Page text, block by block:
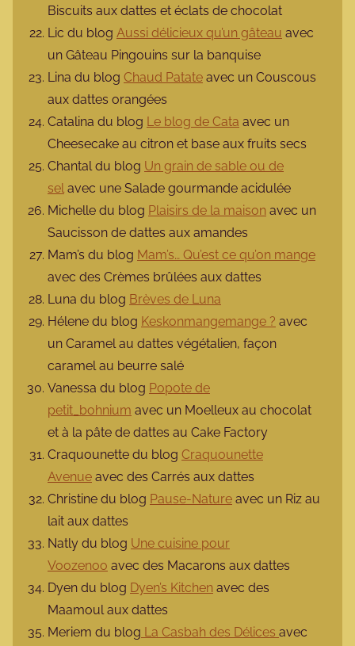
Biscuits aux dattes et éclats de chocolat
Lic du blog Aussi délicieux qu’un gâteau avec
un Gâteau Pingouins sur la banquise
Lina du blog Chaud Patate avec un Couscous
aux dattes orangées
Catalina du blog Le blog de Cata avec un
Cheesecake au citron et base aux fruits secs
Chantal du blog Un grain de sable ou de
selavec une Salade gourmande acidulée
Michelle du blog Plaisirs de la maison avec un
Saucisson de dattes aux amandes
Mam’s du blog Mam’s… Qu’est ce qu’on mange
avec des Crèmes brûlées aux dattes
Luna du blog Brèves de Luna
Hélene du blog Keskonmangemange ? avec
un Caramel au dattes végétalien, façon
caramel au beurre salé
Vanessa du blog Popote de
petit_bohnium avec un Moelleux au chocolat
et à la pâte de dattes au Cake Factory
Craquounette du blog Craquounette
Avenue avec des Carrés aux dattes
Christine du blog Pause-Nature avec un Riz au
lait aux dattes
Natly du blog Une cuisine pour
Voozenoo avec des Macarons aux dattes
Dyen du blog Dyen’s Kitchen avec des
Maamoul aux dattes
Meriem du blog La Casbah des Délices avec